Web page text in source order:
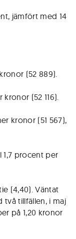
jämfört med 14
(52 889).
(52 116).
kronor (51 567),
procent per
(4,40). Väntat
två tillfällen, i maj
på 1,20 kronor